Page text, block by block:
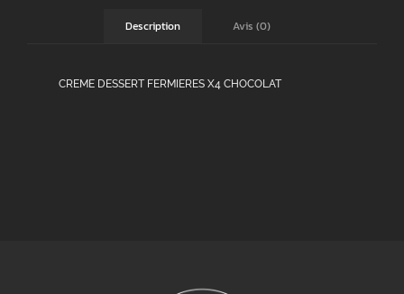
Description Avis (0)
CREME DESSERT FERMIERES X4 CHOCOLAT